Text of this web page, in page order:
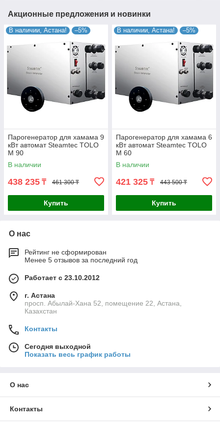
Акционные предложения и новинки
В наличии, Астана! –5%
Парогенератор для хамама 9
кВт автомат Steamtec TOLO
M 90
В наличии
438 235 ₸ 461 300 ₸
Купить
В наличии, Астана! –5%
Парогенератор для хамама 6
кВт автомат Steamtec TOLO
M 60
В наличии
421 325 ₸ 443 500 ₸
Купить
О нас
Рейтинг не сформирован
Менее 5 отзывов за последний год
Работает с 23.10.2012
г. Астана
просп. Абылай-Хана 52, помещение 22, Астана,
Казахстан
Контакты
Сегодня выходной
Показать весь график работы
О нас
Контакты